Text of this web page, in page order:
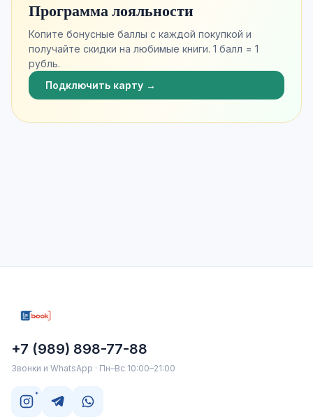
Программа лояльности
Копите бонусные баллы с каждой покупкой и
получайте скидки на любимые книги. 1 балл = 1
рубль.
Подключить карту →
+7 (989) 898-77-88
Звонки и WhatsApp · Пн–Вс 10:00–21:00
*